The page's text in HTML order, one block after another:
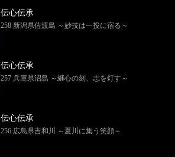
伝心伝承
258 新潟県佐渡島 ～妙技は一投に宿る～
伝心伝承
257 兵庫県沼島 ～継心の刻、志を灯す～
伝心伝承
256 広島県吉和川 ～夏川に集う笑顔～